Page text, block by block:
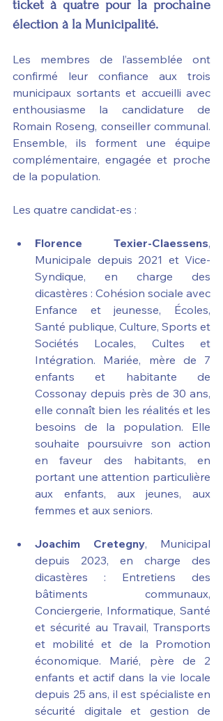
ticket à quatre pour la prochaine
élection à la Municipalité.
Les membres de l’assemblée ont
confirmé leur confiance aux trois
municipaux sortants et accueilli avec
enthousiasme la candidature de
Romain Roseng, conseiller communal.
Ensemble, ils forment une équipe
complémentaire, engagée et proche
de la population.
Les quatre candidat-es :
Florence Texier-Claessens,
Municipale depuis 2021 et Vice-
Syndique, en charge des
dicastères : Cohésion sociale avec
Enfance et jeunesse, Écoles,
Santé publique, Culture, Sports et
Sociétés Locales, Cultes et
Intégration. Mariée, mère de 7
enfants et habitante de
Cossonay depuis près de 30 ans,
elle connaît bien les réalités et les
besoins de la population. Elle
souhaite poursuivre son action
en faveur des habitants, en
portant une attention particulière
aux enfants, aux jeunes, aux
femmes et aux seniors.
Joachim Cretegny, Municipal
depuis 2023, en charge des
dicastères : Entretiens des
bâtiments communaux,
Conciergerie, Informatique, Santé
et sécurité au Travail, Transports
et mobilité et de la Promotion
économique. Marié, père de 2
enfants et actif dans la vie locale
depuis 25 ans, il est spécialiste en
sécurité digitale et gestion de